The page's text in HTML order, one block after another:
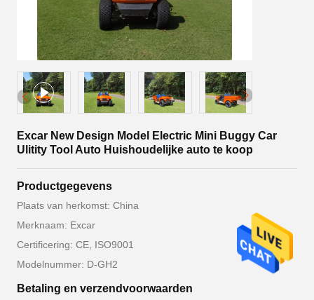
Excar New Design Model Electric Mini Buggy Car
Ulitity Tool Auto Huishoudelijke auto te koop
Productgegevens
Plaats van herkomst: China
Merknaam: Excar
Certificering: CE, ISO9001
Modelnummer: D-GH2
Betaling en verzendvoorwaarden